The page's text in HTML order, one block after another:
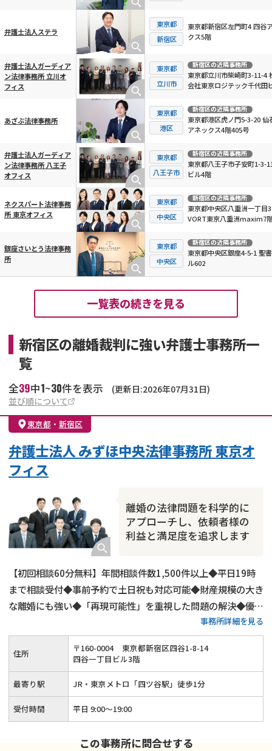
弁護士法人ステラ
東京都
新宿区
東京都新宿区左門町4 四谷
クス5階
弁護士法人ガーディア
ン法律事務所 立川オ
フィス
東京都
立川市
新宿区の近隣事務所
東京都立川市柴崎町3-11-4
会社東京ロジテック千代田
あざぶ法律事務所
東京都
港区
新宿区の近隣事務所
東京都港区虎ノ門5-3-20 仙
アネックス4階405号
弁護士法人ガーディア
ン法律事務所 八王子
オフィス
東京都
八王子市
新宿区の近隣事務所
東京都八王子市子安町1-3-
ビル4階
ネクスパート法律事務
所 東京オフィス
東京都
中央区
新宿区の近隣事務所
東京都中央区八重洲一丁目
VORT東京八重洲maxim7
銀座さいとう法律事務
所
東京都
中央区
新宿区の近隣事務所
東京都中央区銀座4-5-1 聖
ル602
一覧表の続きを見る
新宿区の離婚裁判に強い弁護士事務所一
覧
全39中1~30件を表示
(更新日:2026年07月31日)
並び順について
東京都 ・ 新宿区
離婚の法律問題を科学的に
アプローチし、依頼者様の
利益と満足度を追求します
弁護士法人 みずほ中央法律事務所 東京オ
フィス
【初回相談60分無料】年間相談件数1,500件以上◆平日19時
まで相談受付◆事前予約で土日祝も対応可能◆財産規模の大き
な離婚にも強い◆「再現可能性」を重視した問題の解決◆優し
事務所詳細を見る
住所 〒160-0004
東京都新宿区四谷1-8-14
四谷一丁目ビル3階
最寄り駅 JR・東京メトロ「四ツ谷駅」徒歩1分
受付時間 平日 9:00～19:00
この事務所に問合せする